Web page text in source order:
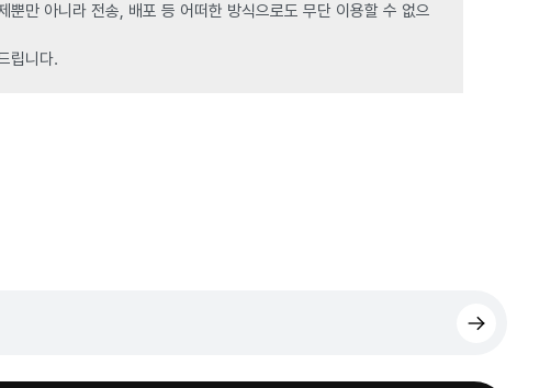
만 아니라 전송, 배포 등 어떠한 방식으로도 무단 이용할 수 없으
립니다.